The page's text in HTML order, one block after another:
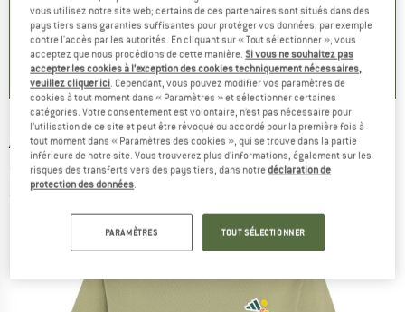
) 0,0(0 ) 0,0(0)
ADIDAS TERREX -Camper Graphic Tee - T-
shirt
vous utilisez notre site web; certains de ces partenaires sont situés dans des
pays tiers sans garanties suffisantes pour protéger vos données, par exemple
contre l'accès par les autorités. En cliquant sur « Tout sélectionner », vous
acceptez que nous procédions de cette manière.Si vous ne souhaitez pas
accepter les cookies à l’exception des cookies techniquement nécessaires,
veuillez cliquer ici. Cependant, vous pouvez modifier vos paramètres de
cookies à tout moment dans « Paramètres » et sélectionner certaines
catégories. Votre consentement est volontaire, n’est pas nécessaire pour
l’utilisation de ce site et peut être révoqué ou accordé pour la première fois à
tout moment dans « Paramètres des cookies », qui se trouve dans la partie
inférieure de notre site. Vous trouverez plus d'informations, également sur les
risques des transferts vers des pays tiers, dans notredéclaration de
protection des données.
PARAMÈTRES TOUT SÉLECTIONNER